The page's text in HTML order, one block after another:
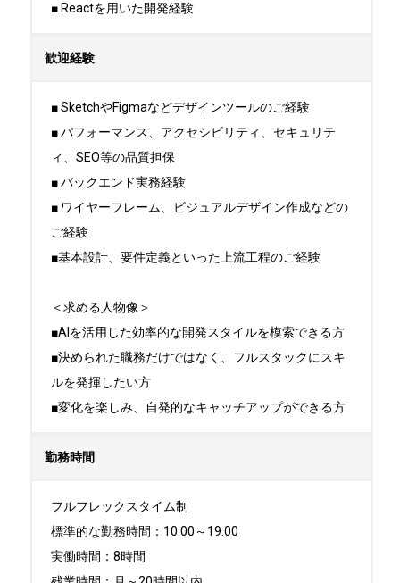
■ Reactを用いた開発経験
歓迎経験
■ SketchやFigmaなどデザインツールのご経験
■ パフォーマンス、アクセシビリティ、セキュリテ
ィ、SEO等の品質担保
■ バックエンド実務経験
■ ワイヤーフレーム、ビジュアルデザイン作成などの
ご経験
■基本設計、要件定義といった上流工程のご経験
＜求める人物像＞
■AIを活用した効率的な開発スタイルを模索できる方
■決められた職務だけではなく、フルスタックにスキ
ルを発揮したい方
■変化を楽しみ、自発的なキャッチアップができる方
勤務時間
フルフレックスタイム制
標準的な勤務時間：10:00～19:00
実働時間：8時間